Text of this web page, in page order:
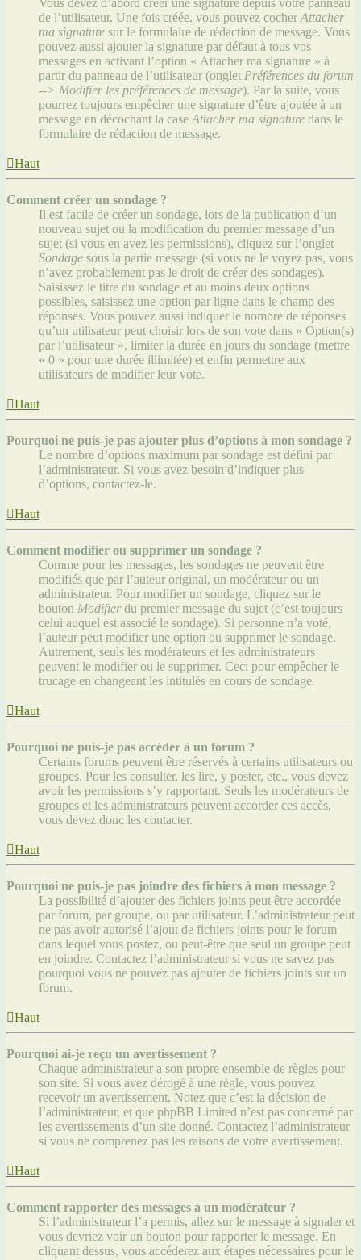
Vous devez d’abord créer une signature depuis votre panneau
de l’utilisateur. Une fois créée, vous pouvez cocher Attacher
ma signature sur le formulaire de rédaction de message. Vous
pouvez aussi ajouter la signature par défaut à tous vos
messages en activant l’option « Attacher ma signature » à
partir du panneau de l’utilisateur (onglet Préférences du forum
--> Modifier les préférences de message). Par la suite, vous
pourrez toujours empêcher une signature d’être ajoutée à un
message en décochant la case Attacher ma signature dans le
formulaire de rédaction de message.
Haut
Comment créer un sondage ?
Il est facile de créer un sondage, lors de la publication d’un
nouveau sujet ou la modification du premier message d’un
sujet (si vous en avez les permissions), cliquez sur l’onglet
Sondage sous la partie message (si vous ne le voyez pas, vous
n’avez probablement pas le droit de créer des sondages).
Saisissez le titre du sondage et au moins deux options
possibles, saisissez une option par ligne dans le champ des
réponses. Vous pouvez aussi indiquer le nombre de réponses
qu’un utilisateur peut choisir lors de son vote dans « Option(s)
par l’utilisateur », limiter la durée en jours du sondage (mettre
« 0 » pour une durée illimitée) et enfin permettre aux
utilisateurs de modifier leur vote.
Haut
Pourquoi ne puis-je pas ajouter plus d’options à mon sondage ?
Le nombre d’options maximum par sondage est défini par
l’administrateur. Si vous avez besoin d’indiquer plus
d’options, contactez-le.
Haut
Comment modifier ou supprimer un sondage ?
Comme pour les messages, les sondages ne peuvent être
modifiés que par l’auteur original, un modérateur ou un
administrateur. Pour modifier un sondage, cliquez sur le
bouton Modifier du premier message du sujet (c’est toujours
celui auquel est associé le sondage). Si personne n’a voté,
l’auteur peut modifier une option ou supprimer le sondage.
Autrement, seuls les modérateurs et les administrateurs
peuvent le modifier ou le supprimer. Ceci pour empêcher le
trucage en changeant les intitulés en cours de sondage.
Haut
Pourquoi ne puis-je pas accéder à un forum ?
Certains forums peuvent être réservés à certains utilisateurs ou
groupes. Pour les consulter, les lire, y poster, etc., vous devez
avoir les permissions s’y rapportant. Seuls les modérateurs de
groupes et les administrateurs peuvent accorder ces accès,
vous devez donc les contacter.
Haut
Pourquoi ne puis-je pas joindre des fichiers à mon message ?
La possibilité d’ajouter des fichiers joints peut être accordée
par forum, par groupe, ou par utilisateur. L’administrateur peut
ne pas avoir autorisé l’ajout de fichiers joints pour le forum
dans lequel vous postez, ou peut-être que seul un groupe peut
en joindre. Contactez l’administrateur si vous ne savez pas
pourquoi vous ne pouvez pas ajouter de fichiers joints sur un
forum.
Haut
Pourquoi ai-je reçu un avertissement ?
Chaque administrateur a son propre ensemble de règles pour
son site. Si vous avez dérogé à une règle, vous pouvez
recevoir un avertissement. Notez que c’est la décision de
l’administrateur, et que phpBB Limited n’est pas concerné par
les avertissements d’un site donné. Contactez l’administrateur
si vous ne comprenez pas les raisons de votre avertissement.
Haut
Comment rapporter des messages à un modérateur ?
Si l’administrateur l’a permis, allez sur le message à signaler et
vous devriez voir un bouton pour rapporter le message. En
cliquant dessus, vous accéderez aux étapes nécessaires pour le